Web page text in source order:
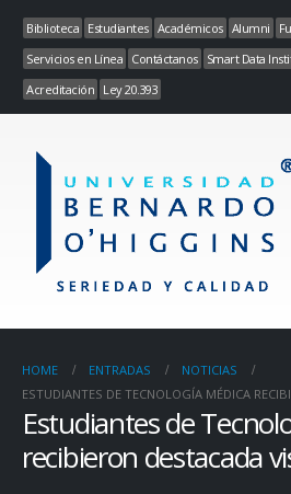
Biblioteca Estudiantes Académicos Alumni
Servicios en Línea Contáctanos
Smart Data
Acreditación Ley 20.393
HOME ENTRADAS
NOTICIAS
ESTUDIANTES DE TECNOLOGÍA MÉDICA
Estudiantes de
recibieron destacada